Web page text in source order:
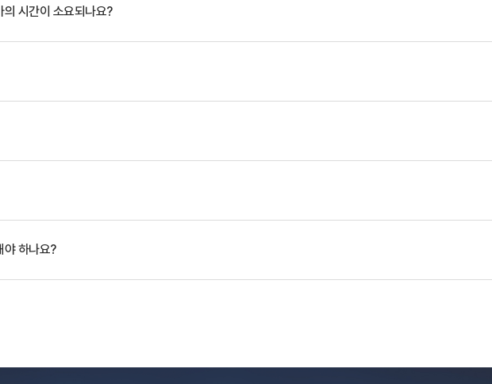
시간이 소요되나요?
야 하나요?